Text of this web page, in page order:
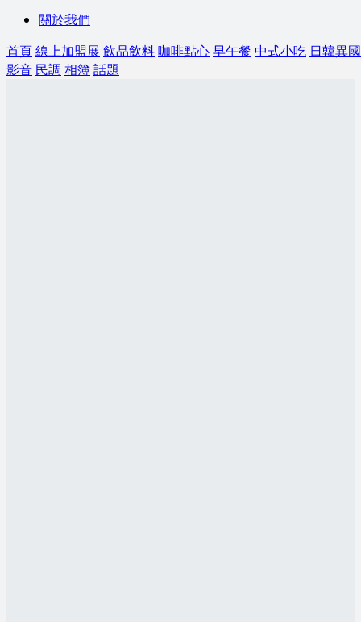
關於我們
首頁線上加盟展 飲品飲料咖啡點心早午餐 中式小吃 日韓異國
影音 民調 相簿話題